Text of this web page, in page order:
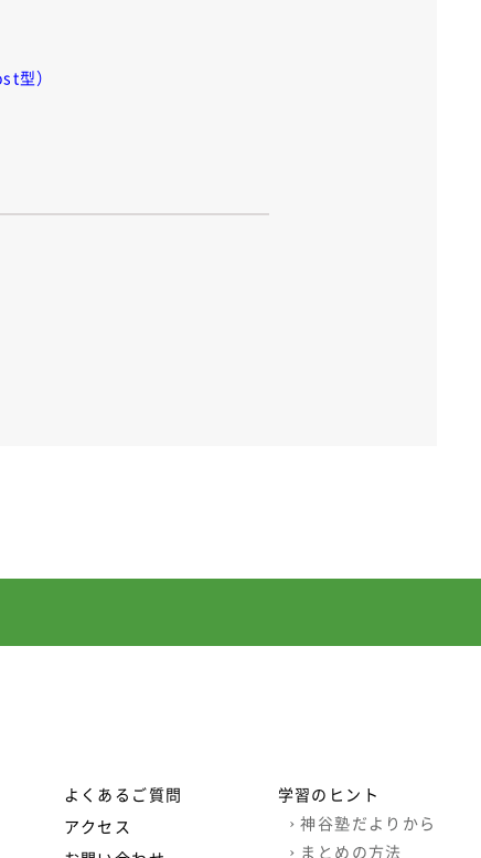
型）
よくあるご質問
アクセス
学習のヒント
› 神谷塾だよりから
› まとめの方法